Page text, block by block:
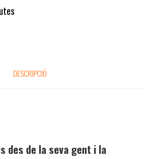
DESCRIPCIÓ
des de la seva gent i la